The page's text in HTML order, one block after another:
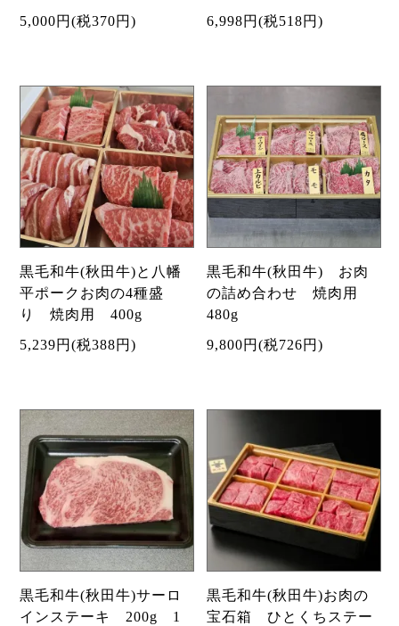
5,000円(税370円) 6,998円(税518円)
黒毛和牛(秋田牛)と八幡
平ポークお肉の4種盛
り 焼肉用 400g
5,239円(税388円)
黒毛和牛(秋田牛) お肉
の詰め合わせ 焼肉用
480g
9,800円(税726円)
黒毛和牛(秋田牛)サーロ
インステーキ 200g 1
黒毛和牛(秋田牛)お肉の
宝石箱 ひとくちステー